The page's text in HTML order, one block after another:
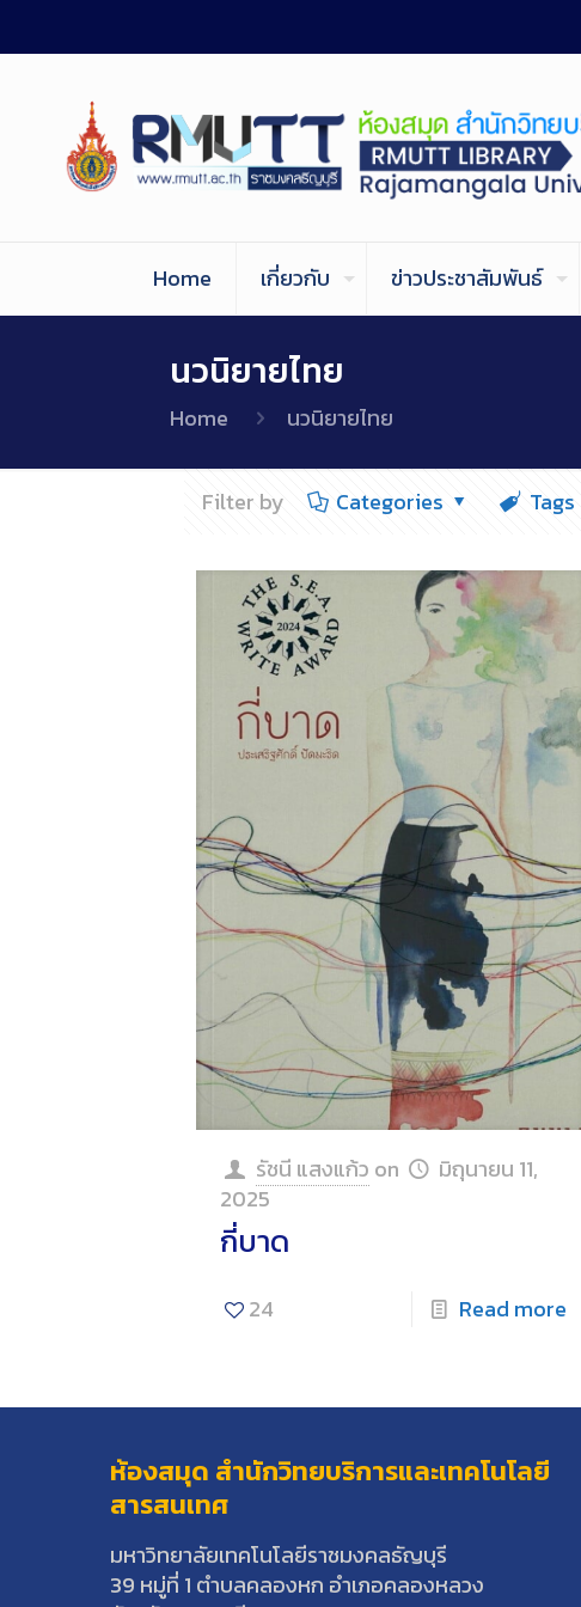
Home เกี่ยวกับ ข่าวประชาสัมพันธ์
นวนิยายไทย
Home นวนิยายไทย
Filter by Categories Tags
รัชนี แสงแก้ว on
มิถุนายน 11,
2025
กี่บาด
24 Read more
ห้องสมุด สำนักวิทยบริการและเทคโนโลยี
สารสนเทศ
มหาวิทยาลัยเทคโนโลยีราชมงคลธัญบุรี
39 หมู่ที่ 1 ตำบลคลองหก อำเภอคลองหลวง